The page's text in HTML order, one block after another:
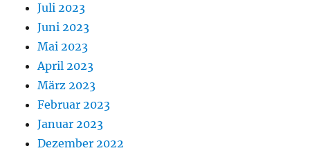
Juli 2023
Juni 2023
Mai 2023
April 2023
März 2023
Februar 2023
Januar 2023
Dezember 2022